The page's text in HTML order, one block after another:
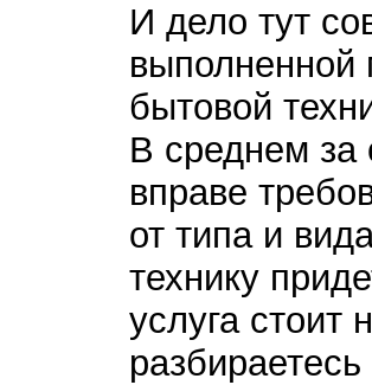
И дело тут
бытовой
В среднем за
вправе
от типа и
технику
услуга